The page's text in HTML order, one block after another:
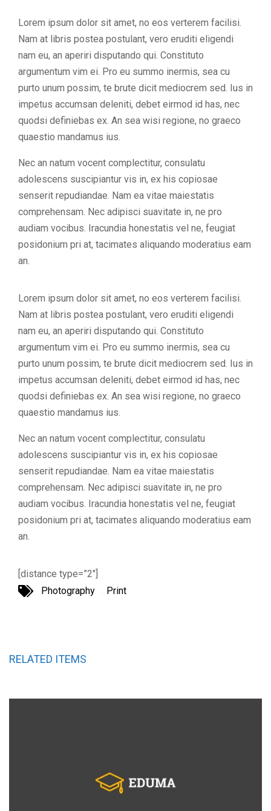
Lorem ipsum dolor sit amet, no eos verterem facilisi.
Nam at libris postea postulant, vero eruditi eligendi
nam eu, an aperiri disputando qui. Constituto
argumentum vim ei. Pro eu summo inermis, sea cu
purto unum possim, te brute dicit mediocrem sed. Ius in
impetus accumsan deleniti, debet eirmod id has, nec
quodsi definiebas ex. An sea wisi regione, no graeco
quaestio mandamus ius.
Nec an natum vocent complectitur, consulatu
adolescens suscipiantur vis in, ex his copiosae
senserit repudiandae. Nam ea vitae maiestatis
comprehensam. Nec adipisci suavitate in, ne pro
audiam vocibus. Iracundia honestatis vel ne, feugiat
posidonium pri at, tacimates aliquando moderatius eam
an.
Lorem ipsum dolor sit amet, no eos verterem facilisi.
Nam at libris postea postulant, vero eruditi eligendi
nam eu, an aperiri disputando qui. Constituto
argumentum vim ei. Pro eu summo inermis, sea cu
purto unum possim, te brute dicit mediocrem sed. Ius in
impetus accumsan deleniti, debet eirmod id has, nec
quodsi definiebas ex. An sea wisi regione, no graeco
quaestio mandamus ius.
Nec an natum vocent complectitur, consulatu
adolescens suscipiantur vis in, ex his copiosae
senserit repudiandae. Nam ea vitae maiestatis
comprehensam. Nec adipisci suavitate in, ne pro
audiam vocibus. Iracundia honestatis vel ne, feugiat
posidonium pri at, tacimates aliquando moderatius eam
an.
[distance type=”2″]
Photography
Print
RELATED ITEMS